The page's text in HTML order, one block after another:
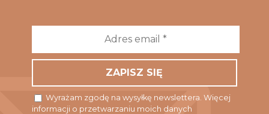
*
Wyrażam zgodę na wysyłkę newslettera. Więcej
informacji o przetwarzaniu moich danych